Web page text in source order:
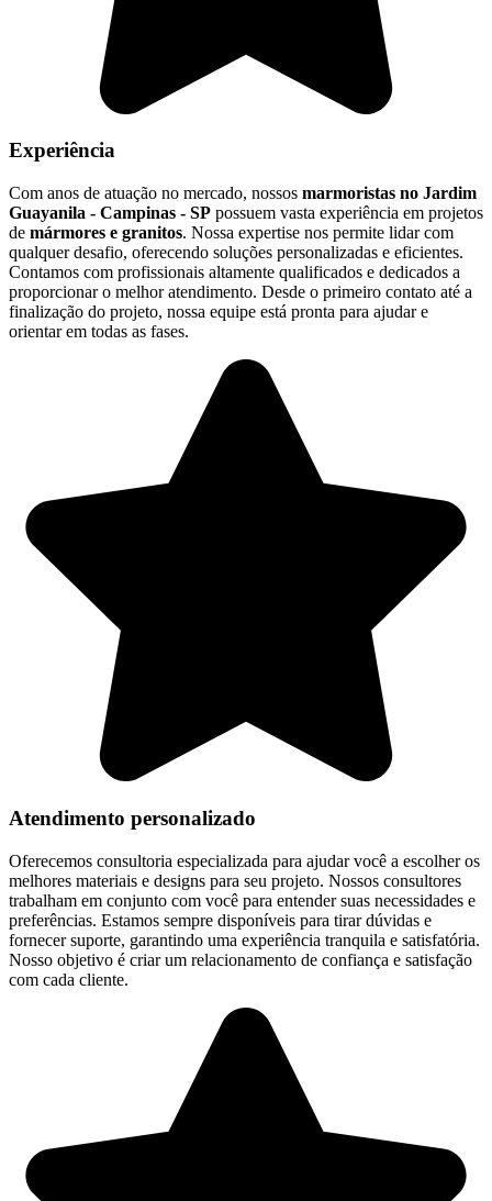
Experiência
Com anos de atuação no mercado, nossos marmoristas no Jardim
Guayanila - Campinas - SP possuem vasta experiência em projetos
de mármores e granitos. Nossa expertise nos permite lidar com
qualquer desafio, oferecendo soluções personalizadas e eficientes.
Contamos com profissionais altamente qualificados e dedicados a
proporcionar o melhor atendimento. Desde o primeiro contato até a
finalização do projeto, nossa equipe está pronta para ajudar e
orientar em todas as fases.
Atendimento personalizado
Oferecemos consultoria especializada para ajudar você a escolher os
melhores materiais e designs para seu projeto. Nossos consultores
trabalham em conjunto com você para entender suas necessidades e
preferências. Estamos sempre disponíveis para tirar dúvidas e
fornecer suporte, garantindo uma experiência tranquila e satisfatória.
Nosso objetivo é criar um relacionamento de confiança e satisfação
com cada cliente.